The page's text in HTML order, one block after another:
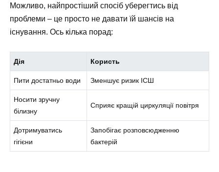
Можливо, найпростіший спосіб уберегтись від
проблеми – це просто не давати їй шансів на
існування. Ось кілька порад:
Дія Користь
Пити достатньо води Зменшує ризик ІСШ
Носити зручну
білизну
Сприяє кращій циркуляції повітря
Дотримуватись
гігієни
Запобігає розповсюдженню
бактерій